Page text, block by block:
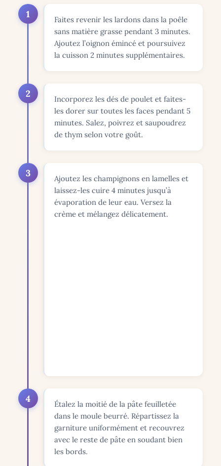
1
Faites revenir les lardons dans la poêle
sans matière grasse pendant 3 minutes.
Ajoutez l’oignon émincé et poursuivez
la cuisson 2 minutes supplémentaires.
2
Incorporez les dés de poulet et faites-
les dorer sur toutes les faces pendant 5
minutes. Salez, poivrez et saupoudrez
de thym selon votre goût.
3
Ajoutez les champignons en lamelles et
laissez-les cuire 4 minutes jusqu’à
évaporation de leur eau. Versez la
crème et mélangez délicatement.
4
Étalez la moitié de la pâte feuilletée
dans le moule beurré. Répartissez la
garniture uniformément et recouvrez
avec le reste de pâte en soudant bien
les bords.